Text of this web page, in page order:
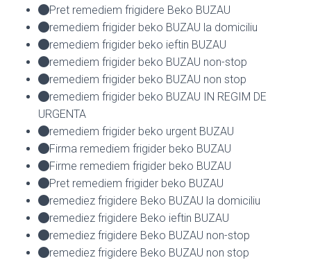
Pret remediem frigidere Beko BUZAU
remediem frigider beko BUZAU la domiciliu
remediem frigider beko ieftin BUZAU
remediem frigider beko BUZAU non-stop
remediem frigider beko BUZAU non stop
remediem frigider beko BUZAU IN REGIM DE
URGENTA
remediem frigider beko urgent BUZAU
Firma remediem frigider beko BUZAU
Firme remediem frigider beko BUZAU
Pret remediem frigider beko BUZAU
remediez frigidere Beko BUZAU la domiciliu
remediez frigidere Beko ieftin BUZAU
remediez frigidere Beko BUZAU non-stop
remediez frigidere Beko BUZAU non stop